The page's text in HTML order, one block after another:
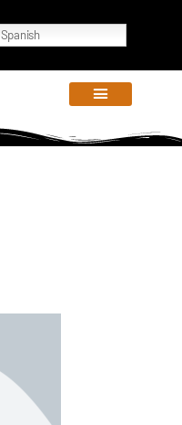
Spanish